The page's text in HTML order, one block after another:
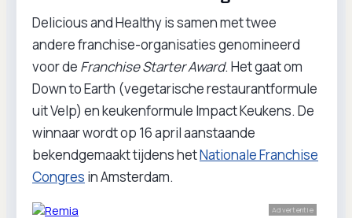
Delicious and Healthy is samen met twee
andere franchise-organisaties genomineerd
voor de Franchise Starter Award. Het gaat om
Down to Earth (vegetarische restaurantformule
uit Velp) en keukenformule Impact Keukens. De
winnaar wordt op 16 april aanstaande
bekendgemaakt tijdens hetNationale Franchise
Congres in Amsterdam.
Advertentie